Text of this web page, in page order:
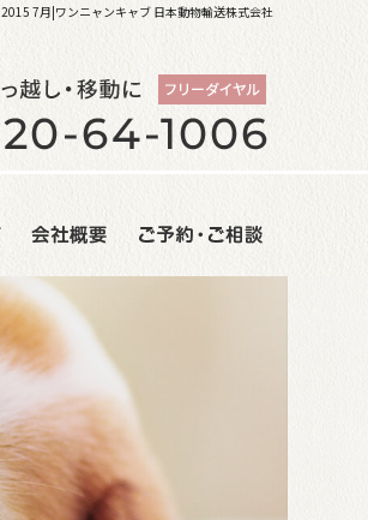
2015 7月|ワンニャンキャブ 日本動物輸送株式会社